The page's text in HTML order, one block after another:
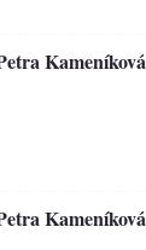
Kameníková
Kameníková